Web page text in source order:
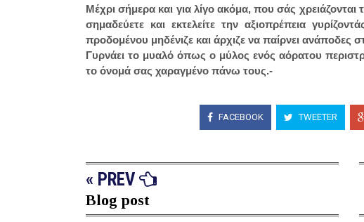
Μέχρι σήμερα και για λίγο ακόμα, που σάς
σημαδεύετε και εκτελείτε την αξιοπρέπεια
προδομένου μηδένιζε και άρχιζε να παίρνει ανάποδες
Γυρνάει το μυαλό όπως ο μύλος ενός αόρατου
το όνομά σας χαραγμένο πάνω τους.-
FACEBOOK TWEETER
« PREV
Blog post